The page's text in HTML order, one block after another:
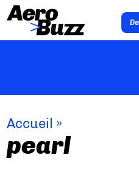
Accueil »
pearl